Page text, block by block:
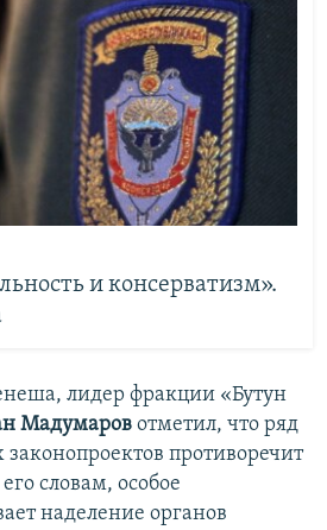
и консерватизм».
лидер фракции «Бутун
Мадумаров отметил, что ряд
противоречит
словам, особое
наделение органов